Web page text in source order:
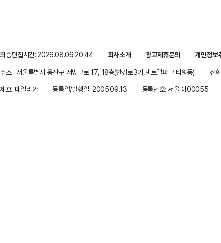
최종편집시간: 2026.08.06 20:44 회사소개 광고제휴문의
개인정보
주소 : 서울특별시 용산구 서빙고로 17, 18층(한강로3가,센트럴파크 타워동)
전
제호: 데일리안
등록일/발행일: 2005.09.13 등록번호: 서울 아00055